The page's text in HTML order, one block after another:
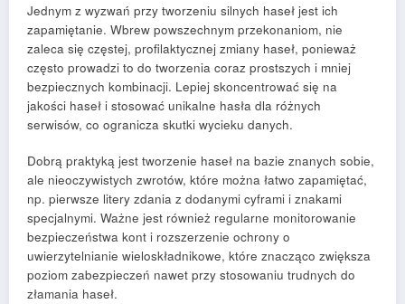
Jednym z wyzwań przy tworzeniu silnych haseł jest ich
zapamiętanie. Wbrew powszechnym przekonaniom, nie
zaleca się częstej, profilaktycznej zmiany haseł, ponieważ
często prowadzi to do tworzenia coraz prostszych i mniej
bezpiecznych kombinacji. Lepiej skoncentrować się na
jakości haseł i stosować unikalne hasła dla różnych
serwisów, co ogranicza skutki wycieku danych.
Dobrą praktyką jest tworzenie haseł na bazie znanych sobie,
ale nieoczywistych zwrotów, które można łatwo zapamiętać,
np. pierwsze litery zdania z dodanymi cyframi i znakami
specjalnymi. Ważne jest również regularne monitorowanie
bezpieczeństwa kont i rozszerzenie ochrony o
uwierzytelnianie wieloskładnikowe, które znacząco zwiększa
poziom zabezpieczeń nawet przy stosowaniu trudnych do
złamania haseł.